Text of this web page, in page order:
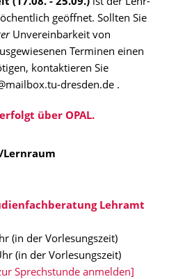
(17.08. - 25.09.) ist der Lehr-
geöffnet. Sollten Sie
Unvereinbarkeit von
Terminen einen
kontaktieren Sie
dresden.de .
über OPAL.
Lernraum
Lehramt
(in der Vorlesungszeit)
(in der Vorlesungszeit)
Sprechstunde anmelden]